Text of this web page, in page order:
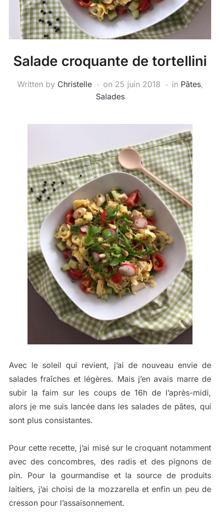
Salade croquante de tortellini
Written by Christelle on 25 juin 2018 in Pâtes,
Salades
Avec le soleil qui revient, j’ai de nouveau envie de
salades fraîches et légères. Mais j’en avais marre de
subir la faim sur les coups de 16h de l’après-midi,
alors je me suis lancée dans les salades de pâtes, qui
sont plus consistantes.
Pour cette recette, j’ai misé sur le croquant notamment
avec des concombres, des radis et des pignons de
pin. Pour la gourmandise et la source de produits
laitiers, j’ai choisi de la mozzarella et enfin un peu de
cresson pour l’assaisonnement.